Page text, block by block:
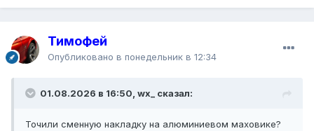
Тимофей
Опубликовано в понедельник в 12:34
01.08.2026 в 16:50, wx_ сказал:
Точили сменную накладку на алюминиевом маховике?